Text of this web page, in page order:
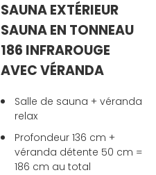
SAUNA EXTÉRIEUR
SAUNA EN TONNEAU
186 INFRAROUGE
AVEC VÉRANDA
Salle de sauna + véranda
relax
Profondeur 136 cm +
véranda détente 50 cm =
186 cm au total